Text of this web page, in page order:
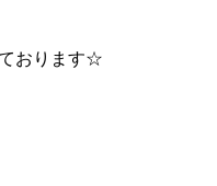
おります☆